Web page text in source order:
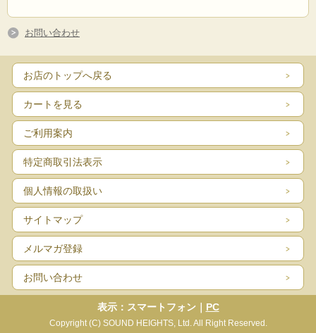
お問い合わせ
お店のトップへ戻る
カートを見る
ご利用案内
特定商取引法表示
個人情報の取扱い
サイトマップ
メルマガ登録
お問い合わせ
表示：スマートフォン｜ PC
Copyright (C) SOUND HEIGHTS, Ltd. All Right Reserved.